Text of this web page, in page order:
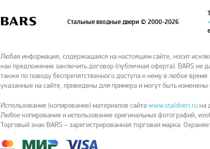
Стальные входные двери© 2000-2026
Любая информация, содержащаяся на настоящем сайте, носит
как предложение заключить договор (публичная оферта). BARS не
также по поводу беспрепятственного доступа к нему в любое
указанные на сайте, приведены для примера и могут быть
Использование (копирование) материалов сайтаwww.staldveri.ruна
Любое копирование и использование оригинальных фотографий,
Торговый знак BARS – зарегистрированная торговая марка.